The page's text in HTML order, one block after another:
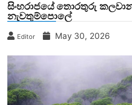
සිංහරාජයේ තොරතුරු කලවාන
නැවතුම්පොලේ
Editor May 30, 2026